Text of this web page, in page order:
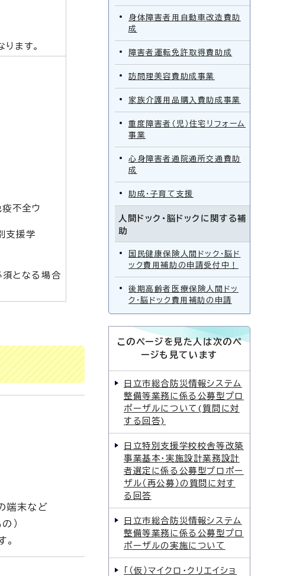
ます。
疫不全ウ
支援学
となる場合
端末など
）
身体障害者用自動車改造費助
成
障害者運転免許取得費助成
訪問理美容費助成事業
家族介護用品購入費助成事業
重度障害者（児）住宅リフォーム
事業
心身障害者通院通所交通費助
成
助成・子育て支援
人間ドック・脳ドックに関する補
助
国民健康保険人間ドック・脳ド
ック費用補助の申請受付中！
後期高齢者医療保険人間ドッ
ク・脳ドック費用補助の申請
このページを見た人は次のペ
ージも見ています
日立市総合防災情報システム
整備等業務に係る公募型プロ
ポーザルについて(質問に対
する回答)
日立特別支援学校校舎等改築
事業基本・実施設計業務設計
者選定に係る公募型プロポー
ザル（再公募）の質問に対す
る回答
日立市総合防災情報システム
整備等業務に係る公募型プロ
ポーザルの実施について
「（仮）マイクロ・クリエイショ